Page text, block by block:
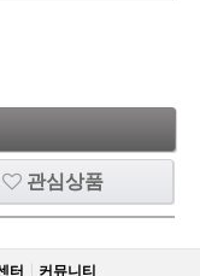
관심상품
터 커뮤니티